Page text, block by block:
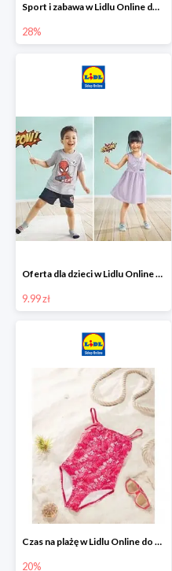
Sport i zabawa w Lidlu Online do -28%
28%
Oferta dla dzieci w Lidlu Online od 9,99 zł
9.99 zł
Czas na plażę w Lidlu Online do -20%
20%